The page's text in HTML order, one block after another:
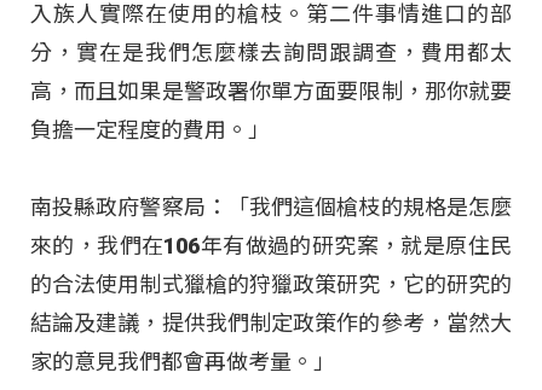
入族人實際在使用的槍枝。第二件事情進口的部
分，實在是我們怎麼樣去詢問跟調查，費用都太
高，而且如果是警政署你單方面要限制，那你就要
負擔一定程度的費用。」
南投縣政府警察局：「我們這個槍枝的規格是怎麼
來的，我們在106年有做過的研究案，就是原住民
的合法使用制式獵槍的狩獵政策研究，它的研究的
結論及建議，提供我們制定政策作的參考，當然大
家的意見我們都會再做考量。」